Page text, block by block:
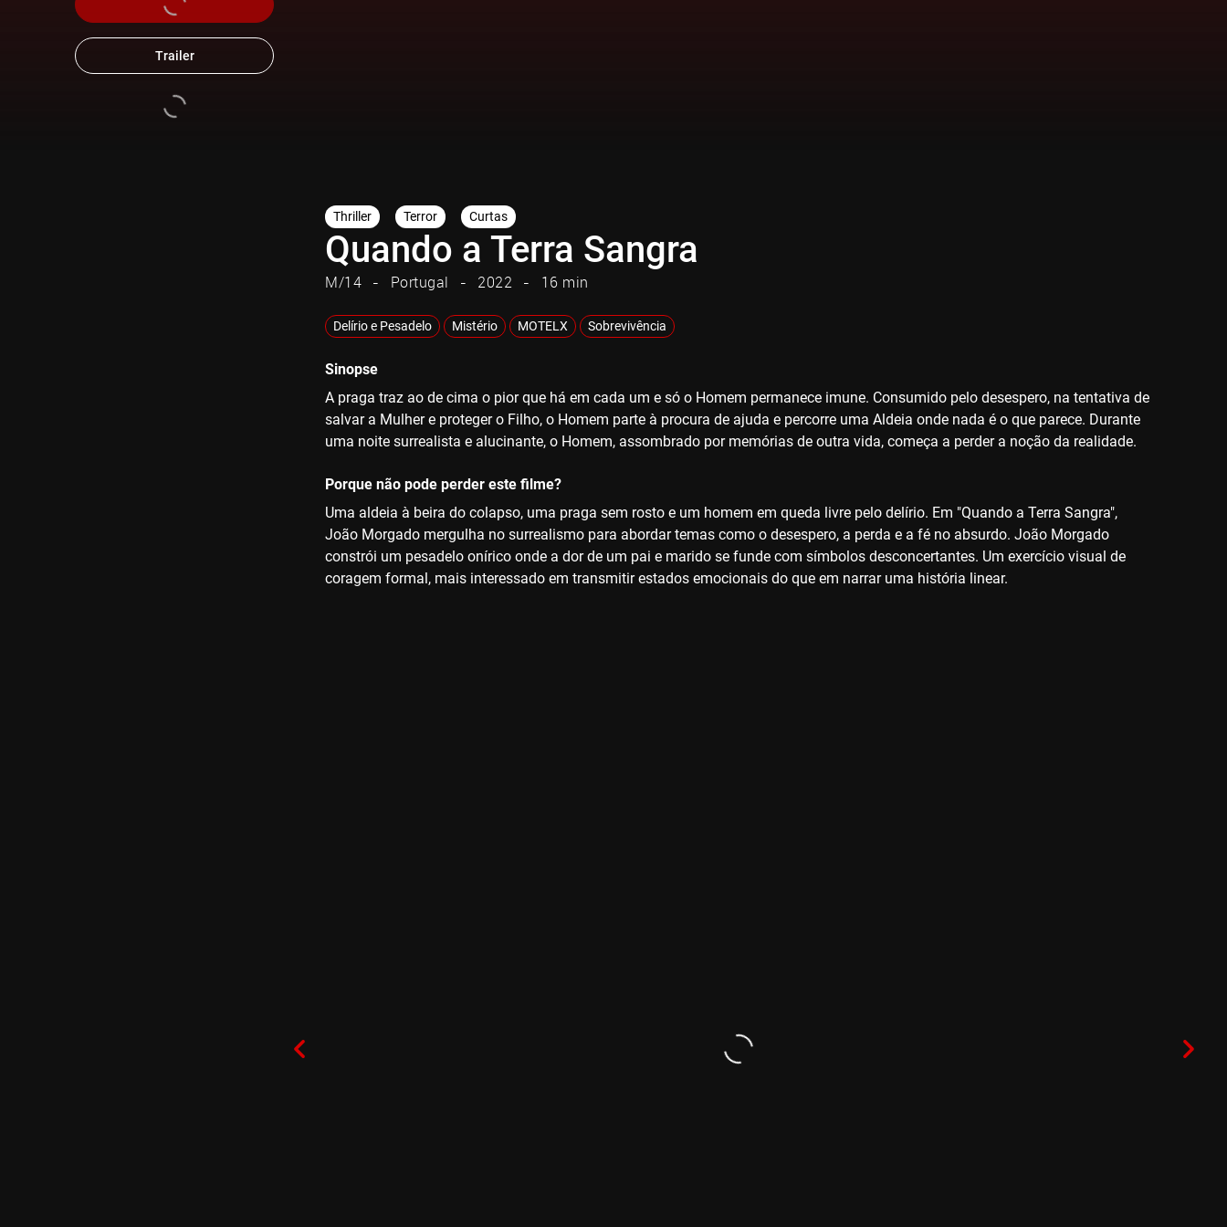
Trailer
Thriller Terror Curtas
Quando a Terra Sangra
M/14 Portugal 2022 16 min
Delírio e Pesadelo Mistério MOTELX Sobrevivência
Sinopse
A praga traz ao de cima o pior que há em cada um e só o Homem permanece imune. Consumido pelo desespero, na tentativa de
salvar a Mulher e proteger o Filho, o Homem parte à procura de ajuda e percorre uma Aldeia onde nada é o que parece. Durante
uma noite surrealista e alucinante, o Homem, assombrado por memórias de outra vida, começa a perder a noção da realidade.
Porque não pode perder este filme?
Uma aldeia à beira do colapso, uma praga sem rosto e um homem em queda livre pelo delírio. Em "Quando a Terra Sangra",
João Morgado mergulha no surrealismo para abordar temas como o desespero, a perda e a fé no absurdo. João Morgado
constrói um pesadelo onírico onde a dor de um pai e marido se funde com símbolos desconcertantes. Um exercício visual de
coragem formal, mais interessado em transmitir estados emocionais do que em narrar uma história linear.